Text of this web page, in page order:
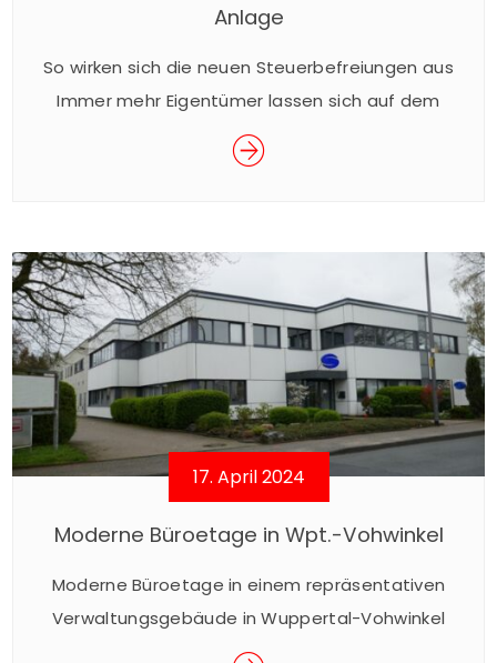
Anlage
So wirken sich die neuen Steuerbefreiungen aus
Immer mehr Eigentümer lassen sich auf dem
Dach ihres Hauses eine Photovoltaik-Anlage
installieren. Bei einem Verkauf des Hauses gibt
Wirtschaftsgut darstellt und deshalb für ihren
Verkauf andere Regeln gelten als für den
Verkauf des Hauses. Befindet sich auf dem Dach
des Hauses eine Photovoltaik-Anlage (PV-
Anlage), […]
17. April 2024
Moderne Büroetage in Wpt.-Vohwinkel
Moderne Büroetage in einem repräsentativen
Verwaltungsgebäude in Wuppertal-Vohwinkel
(Gewerbegebiet) mit ca. 25 Außenstellplätzen